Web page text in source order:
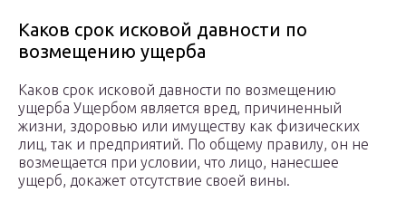
Каков срок исковой давности по
возмещению ущерба
Каков срок исковой давности по возмещению
ущерба Ущербом является вред, причиненный
жизни, здоровью или имуществу как физических
лиц, так и предприятий. По общему правилу, он не
возмещается при условии, что лицо, нанесшее
ущерб, докажет отсутствие своей вины.